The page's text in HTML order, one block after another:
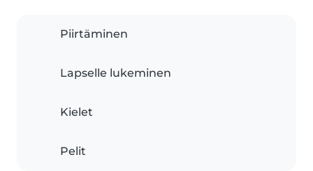
Piirtäminen
Lapselle lukeminen
Kielet
Pelit